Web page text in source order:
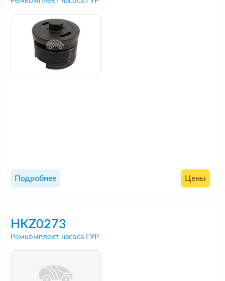
Подробнее Цены
HKZ0273
Ремкомплект насоса ГУР